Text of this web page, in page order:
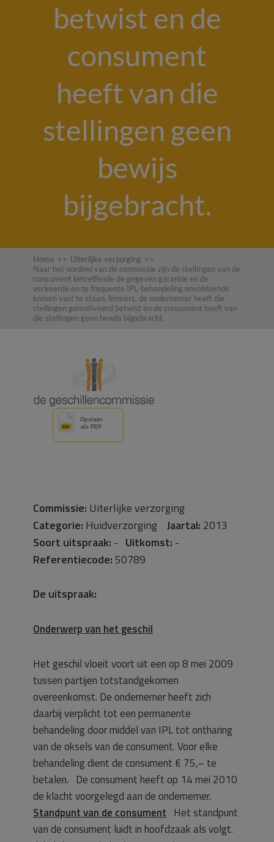
betwist en de
consument
heeft van die
stellingen geen
bewijs
bijgebracht.
Home >> Uiterlijke verzorging >>
Naar het oordeel van de commissie zijn de stellingen van de
consument betreffende de gegeven garantie en de
verkeerde en te frequente IPL-behandeling onvoldoende
komen vast te staan. Immers, de ondernemer heeft die
stellingen gemotiveerd betwist en de consument heeft van
die stellingen geen bewijs bijgebracht.
Commissie: Uiterlijke verzorging
Categorie: Huidverzorging Jaartal: 2013
Soort uitspraak: - Uitkomst: -
Referentiecode: 50789
De uitspraak:
Onderwerp van het geschil
Het geschil vloeit voort uit een op 8 mei 2009
tussen partijen totstandgekomen
overeenkomst. De ondernemer heeft zich
daarbij verplicht tot een permanente
behandeling door middel van IPL tot ontharing
van de oksels van de consument. Voor elke
behandeling dient de consument € 75,– te
betalen. De consument heeft op 14 mei 2010
de klacht voorgelegd aan de ondernemer.
Standpunt van de consument Het standpunt
van de consument luidt in hoofdzaak als volgt.